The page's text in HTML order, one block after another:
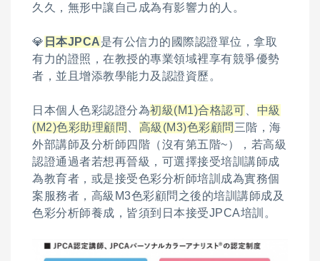
久久，無形中讓自己成為有影響力的人。
💎 日本JPCA是有公信力的國際認證單位，拿取
有力的證照，在教授的專業領域裡享有競爭優勢
者，並且增添教學能力及認證資歷。
日本個人色彩認證分為初級(M1)合格認可
中級
(M2)色彩助理顧問
高級(M3)色彩顧問 三階，海
外部講師及分析師四階（沒有第五階~），若高級
認證通過者若想再晉級，可選擇接受培訓講師成
為教育者，或是接受色彩分析師培訓成為實務個
案服務者，高級M3色彩顧問之後的培訓講師成及
色彩分析師養成，皆須到日本接受JPCA培訓。